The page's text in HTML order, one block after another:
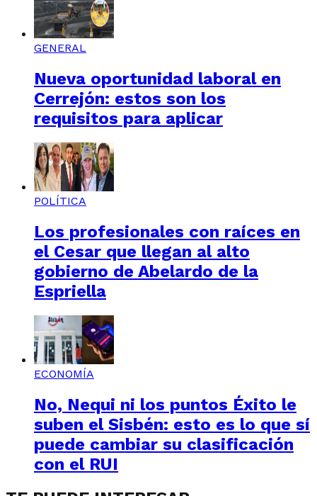
GENERAL
Nueva oportunidad laboral en
Cerrejón: estos son los
requisitos para aplicar
POLÍTICA
Los profesionales con raíces en
el Cesar que llegan al alto
gobierno de Abelardo de la
Espriella
ECONOMÍA
No, Nequi ni los puntos Éxito le
suben el Sisbén: esto es lo que sí
puede cambiar su clasificación
con el RUI